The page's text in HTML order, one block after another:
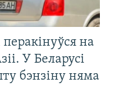
на
У Беларусі
бэнзіну няма